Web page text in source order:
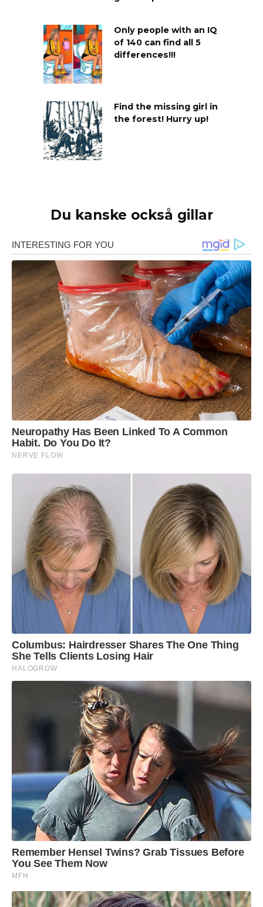
Only people with an IQ
of 140 can find all 5
differences!!!
Find the missing girl in
the forest! Hurry up!
Du kanske också gillar